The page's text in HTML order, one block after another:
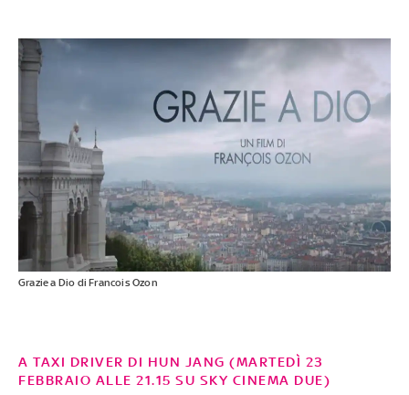
Grazie a Dio di Francois Ozon
A TAXI DRIVER DI HUN JANG (MARTEDÌ 23
FEBBRAIO ALLE 21.15 SU SKY CINEMA DUE)